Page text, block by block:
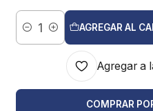
Cantidad
AGREGAR AL
Agregar a
COMPRAR